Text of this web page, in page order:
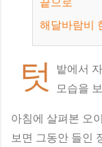
해달바람비
텃
밭에서
모습을
아침에 살펴본 오
보면 그동안 들인